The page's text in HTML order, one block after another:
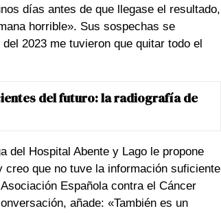
días antes de que llegase el resultado,
horrible». Sus sospechas se
2023 me tuvieron que quitar todo el
del futuro: la radiografía de
del Hospital Abente y Lago le propone
creo que no tuve la información suficiente
Española contra el Cáncer
añade: «También es un